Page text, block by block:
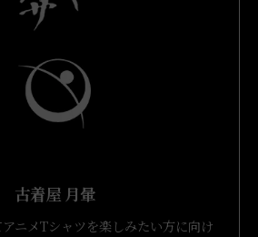
古着屋 月暈
ニメTシャツを楽しみたい方に向け